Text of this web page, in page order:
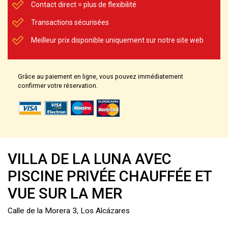
Contact direct = plus de flexibilité
Transactions sécurisées
Meilleur prix disponible uniquement sur notre site web
Grâce au paiement en ligne, vous pouvez immédiatement
confirmer votre réservation.
VILLA DE LA LUNA AVEC
PISCINE PRIVÉE CHAUFFÉE ET
VUE SUR LA MER
Calle de la Morera 3, Los Alcázares